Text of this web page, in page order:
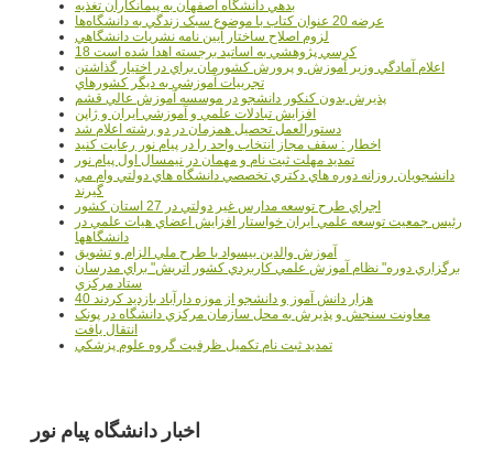
بدهي دانشگاه اصفهان به پيمانکاران تغذيه
عرضه 20 عنوان کتاب با موضوع سبک زندگي به دانشگاه‌ها
لزوم اصلاح ساختار آيين نامه نشريات دانشگاهي
18 کرسي پژوهشي به اساتيد برجسته اهدا شده است
اعلام آمادگي وزير آموزش و پرورش کشورمان براي در اختيار گذاشتن
تجربيات آموزشي به ديگر کشورهاي
پذيرش بدون کنکور دانشجو در موسسه آموزش عالي قشم
افزايش تبادلات علمي و آموزشي ايران و ژاپن
دستورالعمل تحصیل همزمان در دو رشته اعلام شد
اخطار : سقف مجاز انتخاب واحد را در پیام نور رعایت کنید
تمدید مهلت ثبت نام و مهمان در نیمسال اول پیام نور
دانشجويان روزانه دوره هاي دكتري تخصصي دانشگاه هاي دولتي وام مي
گيرند
اجراي طرح توسعه مدارس غير دولتي در 27 استان کشور
رئيس جمعيت توسعه علمي ايران خواستار افزايش اعضاي هيات علمي در
دانشگاهها
آموزش والدين بيسواد با طرح ملي الزام و تشويق
برگزاري دوره" نظام آموزش علمي كاربردي كشور اتريش" براي مدرسان
ستاد مرکزي
40 هزار دانش آموز و دانشجو از موزه دارآباد بازديد کردند
معاونت سنجش و پذيرش به محل سازمان مرکزي دانشگاه در پونک
انتقال يافت
تمديد ثبت نام تکميل ظرفيت گروه علوم پزشکي
اخبار دانشگاه پیام نور